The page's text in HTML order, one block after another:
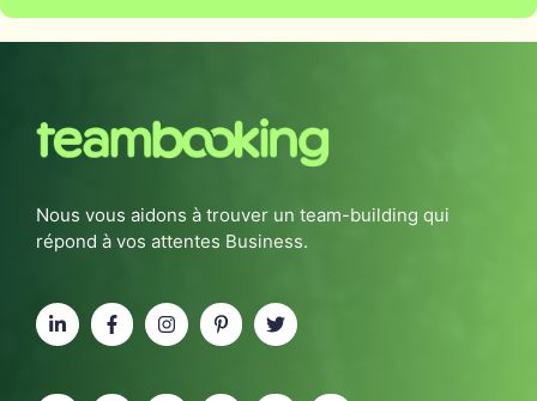
Nous vous aidons à trouver un team-building qui
répond à vos attentes Business.